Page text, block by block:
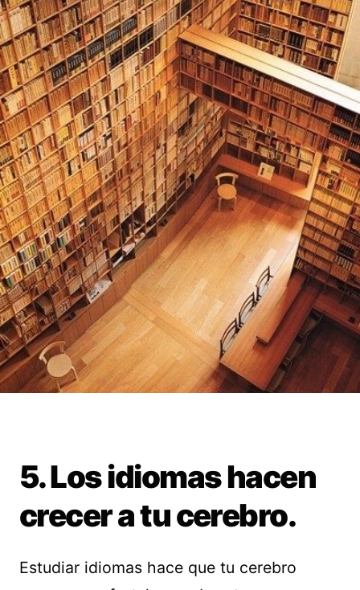
5. Los idiomas hacen
crecer a tu cerebro.
Estudiar idiomas hace que tu cerebro